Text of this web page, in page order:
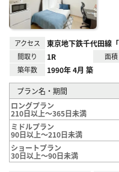
アクセス 東京地下鉄千代田線
間取り 1R 面積
築年数 1990年 4月 築
プラン名・期間
ロングプラン
210日以上～365日未満
ミドルプラン
90日以上～210日未満
ショートプラン
30日以上～90日未満